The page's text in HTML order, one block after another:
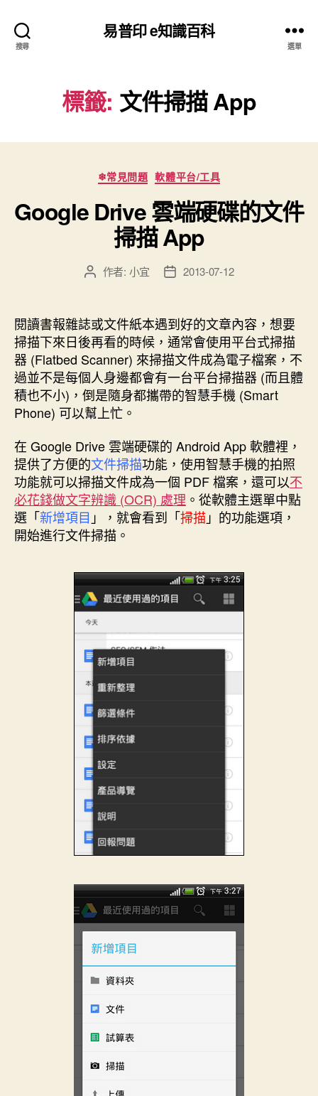
搜尋
易普印 e知識百科
選單
標籤: 文件掃描 App
分
類
❄常見問題 軟體平台/工具
Google Drive 雲端硬碟的文件
掃描 App
文
者
作者: 小宜
文
佈
日
期
2013-07-12
閱讀書報雜誌或文件紙本遇到好的文章內容，想要
掃描下來日後再看的時候，通常會使用平台式掃描
器 (Flatbed Scanner) 來掃描文件成為電子檔案，不
過並不是每個人身邊都會有一台平台掃描器 (而且體
積也不小)，倒是隨身都攜帶的智慧手機 (Smart
Phone) 可以幫上忙。
在 Google Drive 雲端硬碟的 Android App 軟體裡，
提供了方便的文件掃描功能，使用智慧手機的拍照
功能就可以掃描文件成為一個 PDF 檔案，還可以不
必花錢做文字辨識 (OCR) 處理 。從軟體主選單中點
選「新增項目 」，就會看到「掃描」的功能選項，
開始進行文件掃描。